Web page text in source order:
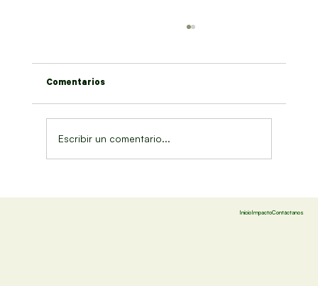
Título de la noticia 3
Comentarios
Escribir un comentario...
InicioImpactoContáctanos